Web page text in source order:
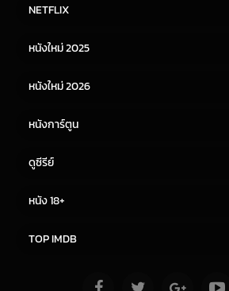
หนังจีน
NETFLIX
หนังใหม่ 2025
หนังใหม่ 2026
หนังการ์ตูน
ดูซีรีย์
หนัง 18+
TOP IMDB